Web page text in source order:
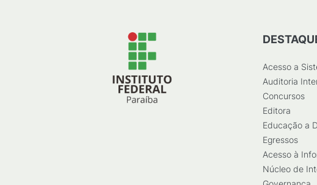
Acesso a
Auditoria
Concursos
Editora
Educação a
Egressos
Acesso à
Núcleo de